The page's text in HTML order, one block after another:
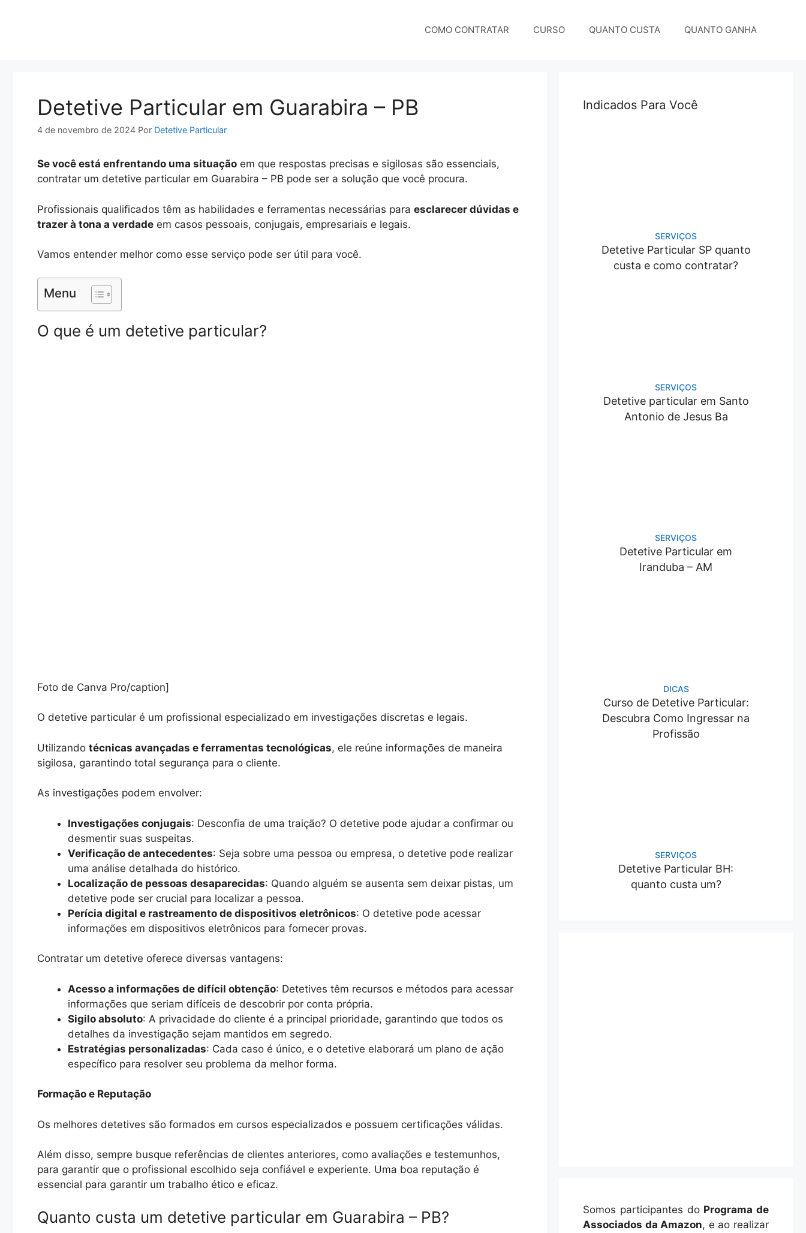
COMO CONTRATAR CURSO QUANTO CUSTA QUANTO GANHA
Detetive Particular em Guarabira – PB
4 de novembro de 2024 Por Detetive Particular
Se você está enfrentando uma situação em que respostas precisas e sigilosas são essenciais,
contratar um detetive particular em Guarabira – PB pode ser a solução que você procura.
Profissionais qualificados têm as habilidades e ferramentas necessárias para esclarecer dúvidas e
trazer à tona a verdade em casos pessoais, conjugais, empresariais e legais.
Vamos entender melhor como esse serviço pode ser útil para você.
Menu
O que é um detetive particular?
Foto de Canva Pro/caption]
O detetive particular é um profissional especializado em investigações discretas e legais.
Utilizando técnicas avançadas e ferramentas tecnológicas, ele reúne informações de maneira
sigilosa, garantindo total segurança para o cliente.
As investigações podem envolver:
Investigações conjugais: Desconfia de uma traição? O detetive pode ajudar a confirmar ou
desmentir suas suspeitas.
Verificação de antecedentes: Seja sobre uma pessoa ou empresa, o detetive pode realizar
uma análise detalhada do histórico.
Localização de pessoas desaparecidas: Quando alguém se ausenta sem deixar pistas, um
detetive pode ser crucial para localizar a pessoa.
Perícia digital e rastreamento de dispositivos eletrônicos: O detetive pode acessar
informações em dispositivos eletrônicos para fornecer provas.
Contratar um detetive oferece diversas vantagens:
Acesso a informações de difícil obtenção: Detetives têm recursos e métodos para acessar
informações que seriam difíceis de descobrir por conta própria.
Sigilo absoluto: A privacidade do cliente é a principal prioridade, garantindo que todos os
detalhes da investigação sejam mantidos em segredo.
Estratégias personalizadas: Cada caso é único, e o detetive elaborará um plano de ação
específico para resolver seu problema da melhor forma.
Formação e Reputação
Os melhores detetives são formados em cursos especializados e possuem certificações válidas.
Além disso, sempre busque referências de clientes anteriores, como avaliações e testemunhos,
para garantir que o profissional escolhido seja confiável e experiente. Uma boa reputação é
essencial para garantir um trabalho ético e eficaz.
Quanto custa um detetive particular em Guarabira – PB?
Indicados Para Você
SERVIÇOS
Detetive Particular SP quanto
custa e como contratar?
SERVIÇOS
Detetive particular em Santo
Antonio de Jesus Ba
SERVIÇOS
Detetive Particular em
Iranduba – AM
DICAS
Curso de Detetive Particular:
Descubra Como Ingressar na
Profissão
SERVIÇOS
Detetive Particular BH:
quanto custa um?
Somos participantes do Programa de
Associados da Amazon, e ao realizar